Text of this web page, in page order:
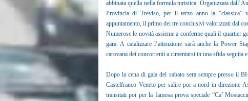
abbinata quella nella formula turistica. Organizzata
Provincia di Treviso, per il terzo anno la “classica”
appuntamento, il primo dei tre conclusivi valorizzati dal
Numerose le novità assieme a conferme quali il quartier
gara. A catalizzare l’attenzione sarà anche la Power
carovana dei concorrenti a cimentarsi in una sfida seguita
Dopo la cena di gala del sabato sera sempre presso il
Castelfranco Veneto per salire poi a nord in direzione
transitati poi per la famosa prova speciale “Ca’